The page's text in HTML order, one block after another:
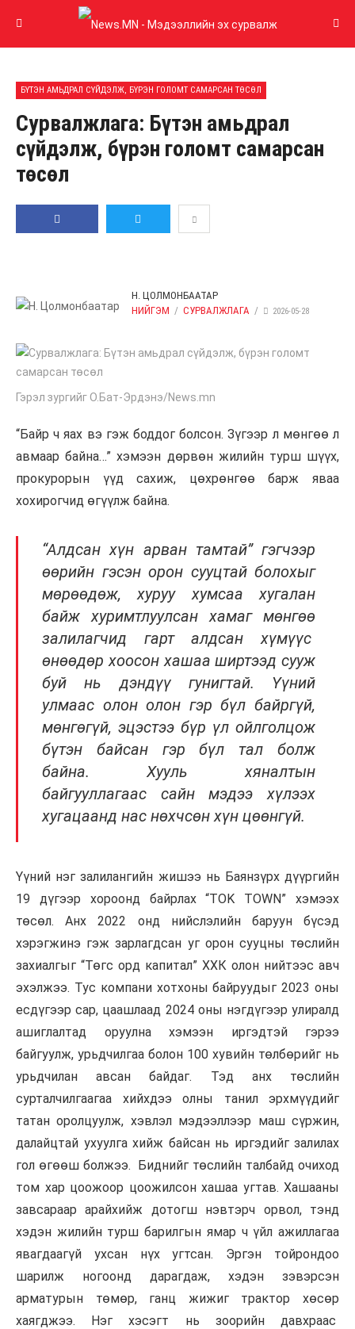
БҮТЭН АМЬДРАЛ СҮЙДЭЛЖ, БҮРЭН ГОЛОМТ САМАРСАН ТӨСӨЛ
Сурвалжлага: Бүтэн амьдрал
сүйдэлж, бүрэн голомт самарсан
төсөл
Н. ЦОЛМОНБААТАР
НИЙГЭМ
СУРВАЛЖЛАГА 2026-05-28
Гэрэл зургийг О.Бат-Эрдэнэ/News.mn
“Байр ч яах вэ гэж боддог болсон. Зүгээр л мөнгөө л
авмаар байна…” хэмээн дөрвөн жилийн турш шүүх,
прокурорын үүд сахиж, цөхрөнгөө барж яваа
хохирогчид өгүүлж байна.
“Алдсан хүн арван тамтай” гэгчээр
өөрийн гэсэн орон сууцтай болохыг
мөрөөдөж, хуруу хумсаа хугалан
байж хуримтлуулсан хамаг мөнгөө
залилагчид гарт алдсан хүмүүс
өнөөдөр хоосон хашаа ширтээд сууж
буй нь дэндүү гунигтай. Үүний
улмаас олон олон гэр бүл байргүй,
мөнгөгүй, эцэстээ бүр үл ойлголцож
бүтэн байсан гэр бүл тал болж
байна. Хууль хяналтын
байгууллагаас сайн мэдээ хүлээх
хугацаанд нас нөхчсөн хүн цөөнгүй.
Үүний нэг залилангийн жишээ нь Баянзүрх дүүргийн
19 дүгээр хороонд байрлах “TОK TOWN” хэмээх
төсөл. Анх 2022 онд нийслэлийн баруун бүсэд
хэрэгжинэ гэж зарлагдсан уг орон сууцны төслийн
захиалгыг “Төгс орд капитал” ХХК олон нийтээс авч
эхэлжээ. Тус компани хотхоны байруудыг 2023 оны
есдүгээр сар, цаашлаад 2024 оны нэгдүгээр улиралд
ашиглалтад оруулна хэмээн иргэдтэй гэрээ
байгуулж, урьдчилгаа болон 100 хувийн төлбөрийг нь
урьдчилан авсан байдаг. Тэд анх төслийн
сурталчилгаагаа хийхдээ олны танил эрхмүүдийг
татан оролцуулж, хэвлэл мэдээллээр маш сүржин,
далайцтай ухуулга хийж байсан нь иргэдийг залилах
гол өгөөш болжээ. Биднийг төслийн талбайд очиход
том хар цоожоор цоожилсон хашаа угтав. Хашааны
завсараар арайхийж дотогш нэвтэрч орвол, тэнд
хэдэн жилийн турш барилгын ямар ч үйл ажиллагаа
явагдаагүй ухсан нүх угтсан. Эргэн тойрондоо
шарилж ногоонд дарагдаж, хэдэн зэвэрсэн
арматурын төмөр, ганц жижиг трактор хөсөр
хаягджээ. Нэг хэсэгт нь зоорийн давхраас